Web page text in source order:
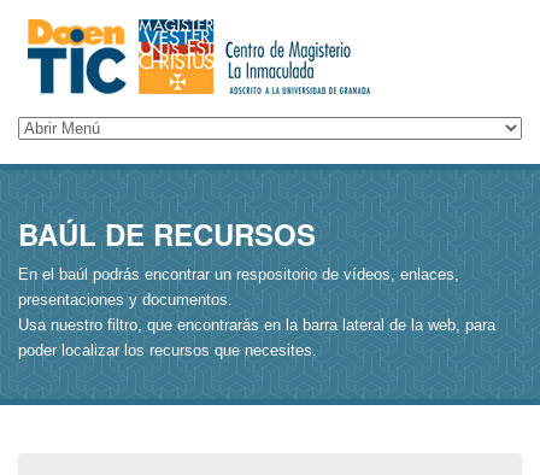
BAÚL DE RECURSOS
En el baúl podrás encontrar un respositorio de vídeos, enlaces,
presentaciones y documentos.
Usa nuestro filtro, que encontrarás en la barra lateral de la web, para
poder localizar los recursos que necesites.